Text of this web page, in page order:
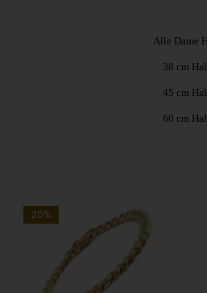
Alle Dame
38 cm
45 cm
60 cm
20%